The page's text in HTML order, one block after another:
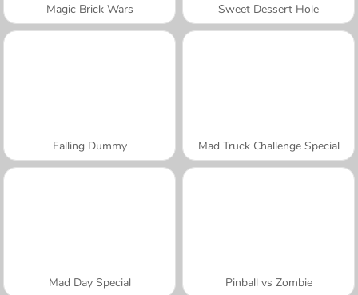
Magic Brick Wars Sweet Dessert Hole
Falling Dummy Mad Truck Challenge Special
Mad Day Special Pinball vs Zombie